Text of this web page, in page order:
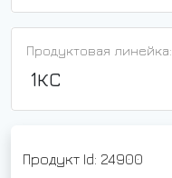
Продуктовая линейка:
1КС
Продукт Id: 24900